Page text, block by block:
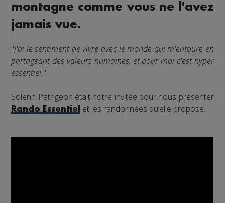
montagne comme vous ne l'avez
jamais vue.
"J'ai le sentiment de vivre avec le monde qui m'entoure en
partageant des valeurs humaines, et pour moi c'est hyper
essentiel."
Solenn Patrigeon était notre invitée pour nous présenter
Rando Essentiel et les randonnées qu’elle propose.